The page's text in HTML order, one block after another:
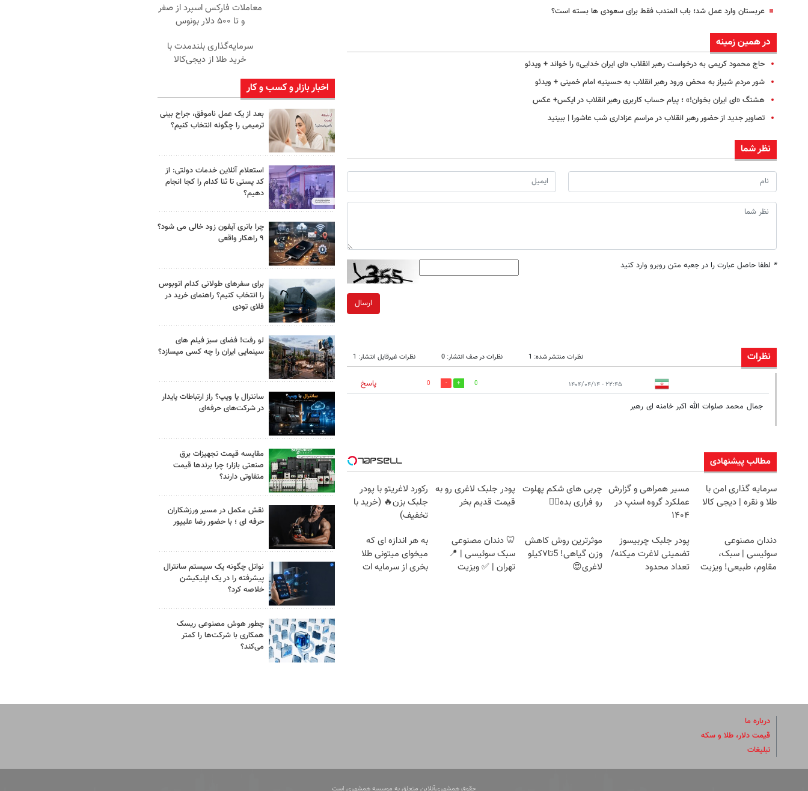
عربستان وارد عمل شد؛ باب المندب فقط برای سعودی ها بسته است؟
در همین زمینه
حاج محمود کریمی به درخواست رهبر انقلاب «ای ایران خدایی» را خواند + ویدئو
شور مردم شیراز به محض ورود رهبر انقلاب به حسینیه امام خمینی + ویدئو
هشتگ «ای ایران بخوان!» ؛ پیام حساب کاربری رهبر انقلاب در ایکس+ عکس
تصاویر جدید از حضور رهبر انقلاب در مراسم عزاداری شب عاشورا | ببینید
نظر شما
* لطفا حاصل عبارت را در جعبه متن روبرو وارد کنید
ارسال
نظرات نظرات منتشر شده: 1 نظرات در صف انتشار: 0 نظرات غیرقابل انتشار: 1
۲۲:۴۵ - ۱۴۰۴/۰۴/۱۴ 0
0
پاسخ
جمال محمد صلوات الله اکبر خامنه ای رهبر
مطالب پیشنهادی
سرمایه گذاری امن با
طلا و نقره | دیجی کالا
مسیر همراهی و گزارش
عملکرد گروه اسنپ در
۱۴۰۴
چربی های شکم پهلوت
رو فراری بده👌🏻
پودر جلبک لاغری رو به
قیمت قدیم بخر
رکورد لاغریتو با پودر
جلبک بزن🔥 (خرید با
تخفیف)
دندان مصنوعی
سوئیسی | سبک،
مقاوم، طبیعی! ویزیت
پودر جلبک چربیسوز
تضمینی لاغرت میکنه/
تعداد محدود
موثرترین روش کاهش
وزن گیاهی! 5تا۷کیلو
لاغری😍
🦷 دندان مصنوعی
سبک سوئیسی | 📍
تهران | ✅ ویزیت
به هر اندازه ای که
میخوای میتونی طلا
بخری از سرمایه ات
معاملات فارکس اسپرد از صفر
و تا ۵۰۰ دلار بونوس
سرمایه‌گذاری بلندمدت با
خرید طلا از دیجی‌کالا
اخبار بازار و کسب و کار
بعد از یک عمل ناموفق، جراح بینی
ترمیمی را چگونه انتخاب کنیم؟
استعلام آنلاین خدمات دولتی: از
کد پستی تا ثنا کدام را کجا انجام
دهیم؟
چرا باتری آیفون زود خالی می شود؟
۹ راهکار واقعی
برای سفرهای طولانی کدام اتوبوس
را انتخاب کنیم؟ راهنمای خرید در
فلای تودی
لو رفت! فضای سبز فیلم های
سینمایی ایران را چه کسی میسازد؟
سانترال یا ویپ؟ راز ارتباطات پایدار
در شرکت‌های حرفه‌ای
مقایسه قیمت تجهیزات برق
صنعتی بازار؛ چرا برندها قیمت
متفاوتی دارند؟
نقش مکمل در مسیر ورزشکاران
حرفه ای ؛ با حضور رضا علیپور
نواتل چگونه یک سیستم سانترال
پیشرفته را در یک اپلیکیشن
خلاصه کرد؟
چطور هوش مصنوعی ریسک
همکاری با شرکت‌ها را کمتر
می‌کند؟
درباره ما
قیمت دلار، طلا و سکه
تبلیغات
حقوق همشهری‌آنلاین متعلق به موسسه همشهری است